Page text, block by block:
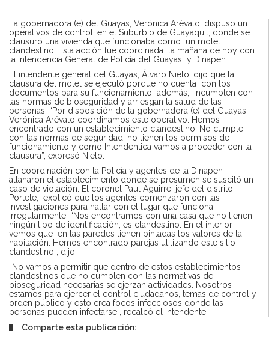
La gobernadora (e) del Guayas, Verónica Arévalo, dispuso un
operativos de control, en el Suburbio de Guayaquil, donde se
clausuró una vivienda que funcionaba como un motel
clandestino. Esta acción fue coordinada la mañana de hoy con
la Intendencia General de Policía del Guayas y Dinapen.
El intendente general del Guayas, Álvaro Nieto, dijo que la
clausura del motel se ejecutó porque no cuenta con los
documentos para su funcionamiento además, incumplen con
las normas de bioseguridad y arriesgan la salud de las
personas. “Por disposición de la gobernadora (e) del Guayas,
Verónica Arévalo coordinamos este operativo. Hemos
encontrado con un establecimiento clandestino. No cumple
con las normas de seguridad, no tienen los permisos de
funcionamiento y como Intendentica vamos a proceder con la
clausura”, expresó Nieto.
En coordinación con la Policía y agentes de la Dinapen
allanaron el establecimiento donde se presumen se suscitó un
caso de violación. El coronel Paul Aguirre, jefe del distrito
Portete, explicó que los agentes comenzaron con las
investigaciones para hallar con el lugar que funciona
irregularmente. “Nos encontramos con una casa que no tienen
ningún tipo de identificación, es clandestino. En el interior
vemos que en las paredes tienen pintadas los valores de la
habitación. Hemos encontrado parejas utilizando este sitio
clandestino”, dijo.
“No vamos a permitir que dentro de estos establecimientos
clandestinos que no cumplen con las normativas de
bioseguridad necesarias se ejerzan actividades. Nosotros
estamos para ejercer el control ciudadanos, temas de control y
orden público y esto crea focos infecciosos donde las
personas pueden infectarse”, recalcó el Intendente.
Comparte esta publicación: